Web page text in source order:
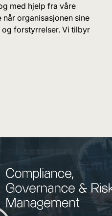
med hjelp fra våre
organisasjonen sine
forstyrrelser. Vi tilbyr